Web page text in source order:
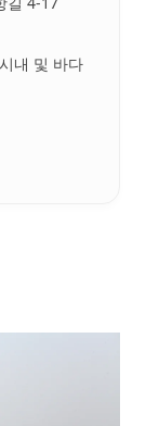
내 및 바다